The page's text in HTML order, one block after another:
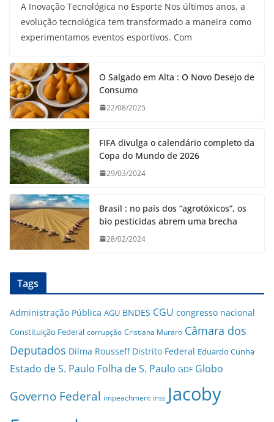
A Inovação Tecnológica no Esporte Nos últimos anos, a
evolução tecnológica tem transformado a maneira como
experimentamos eventos esportivos. Com
O Salgado em Alta : O Novo Desejo de
Consumo
22/08/2025
FIFA divulga o calendário completo da
Copa do Mundo de 2026
29/03/2024
Brasil : no país dos “agrotóxicos”, os
bio pesticidas abrem uma brecha
28/02/2024
Tags
Administração Pública AGU BNDES CGU congresso nacional
Constituição Federal corrupção Cristiana Muraro Câmara dos
Deputados Dilma Rousseff Distrito Federal Eduardo Cunha
Estado de S. Paulo Folha de S. Paulo GDF Globo
Governo Federal impeachment inss Jacoby